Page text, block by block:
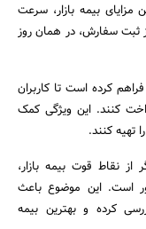
مزایای بیمه بازار، سرعت
ثبت سفارش، در همان روز
کرده است تا کاربران
کنند. این ویژگی کمک
تهیه کنند.
از نقاط قوت بیمه بازار،
است. این موضوع باعث
کرده و بهترین بیمه